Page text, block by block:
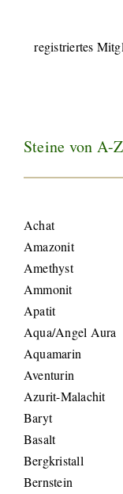
registriertes
Steine von A-Z
Achat
Amazonit
Amethyst
Ammonit
Apatit
Aqua/Angel Aura
Aquamarin
Aventurin
Azurit-Malachit
Baryt
Basalt
Bergkristall
Bernstein